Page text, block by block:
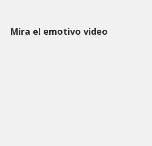
Mira el emotivo video